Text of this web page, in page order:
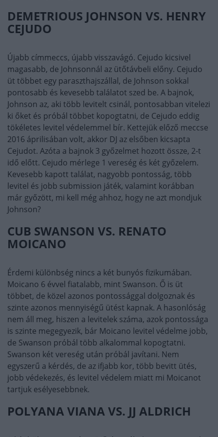
DEMETRIOUS JOHNSON VS. HENRY
CEJUDO
Újabb címmeccs, újabb visszavágó. Cejudo kicsivel
magasabb, de Johnsonnál az ütőtávbeli előny. Cejudo
üt többet egy paraszthajszállal, de Johnson sokkal
pontosabb és kevesebb találatot szed be. A bajnok,
Johnson az, aki több levitelt csinál, pontosabban vitelezi
ki őket és próbál többet kopogtatni, de Cejudo eddig
tökéletes levitel védelemmel bír. Kettejük előző meccse
2016 áprilisában volt, akkor DJ az elsőben kicsapta
Cejudot. Azóta a bajnok 3 győzelmet hozott össze, 2-t
idő előtt. Cejudo mérlege 1 vereség és két győzelem.
Kevesebb kapott találat, nagyobb pontosság, több
levitel és jobb submission játék, valamint korábban
már győzött, mi kell még ahhoz, hogy ne azt mondjuk
Johnson?
CUB SWANSON VS. RENATO
MOICANO
Érdemi különbség nincs a két bunyós fizikumában.
Moicano 6 évvel fiatalabb, mint Swanson. Ő is üt
többet, de közel azonos pontossággal dolgoznak és
szinte azonos mennyiségű ütést kapnak. A hasonlóság
nem áll meg, hiszen a levitelek száma, azok pontossága
is szinte megegyezik, bár Moicano levitel védelme jobb,
de Swanson próbál több alkalommal kopogtatni.
Swanson két vereség után próbál javítani. Nem
egyszerű a kérdés, de az ifjabb kor, több bevitt ütés,
jobb védekezés, és levitel védelem miatt mi Moicanot
tartjuk esélyesebbnek.
POLYANA VIANA VS. JJ ALDRICH